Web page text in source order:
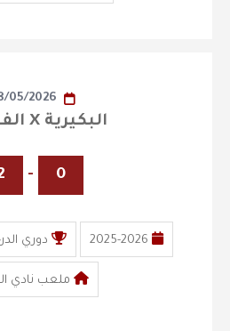
05/2026
البكيرية X الفيصلي
0
-
2025-2026 دوري
ملعب نادي